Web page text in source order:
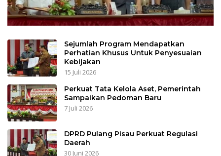
Sejumlah Program Mendapatkan
Perhatian Khusus Untuk Penyesuaian
Kebijakan
15 Juli 2026
Perkuat Tata Kelola Aset, Pemerintah
Sampaikan Pedoman Baru
7 Juli 2026
DPRD Pulang Pisau Perkuat Regulasi
Daerah
30 Juni 2026